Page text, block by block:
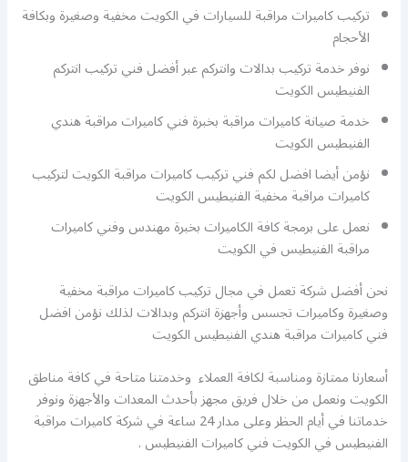
تركيب كاميرات مراقبة للسيارات في الكويت مخفية وصغيرة وبكافة
الأحجام
نوفر خدمة تركيب بدالات وانتركم عبر أفضل فني تركيب انتركم
الفنيطيس الكويت
خدمة صيانة كاميرات مراقبة بخبرة فني كاميرات مراقبة هندي
الفنيطيس الكويت
نؤمن أيضا افضل لكم فني تركيب كاميرات مراقبة الكويت لتركيب
كاميرات مراقبة مخفية الفنيطيس الكويت
نعمل على برمجة كافة الكاميرات بخبرة مهندس وفني كاميرات
مراقبة الفنيطيس في الكويت
نحن أفضل شركة تعمل في مجال تركيب كاميرات مراقبة مخفية
وصغيرة وكاميرات تجسس وأجهزة انتركم وبدالات لذلك نؤمن افضل
فني كاميرات مراقبة هندي الفنيطيس الكويت
أسعارنا ممتازة ومناسبة لكافة العملاء وخدمتنا متاحة في كافة مناطق
الكويت ونعمل من خلال فريق مجهز بأحدث المعدات والأجهزة ونوفر
خدماتنا في أيام الحظر وعلى مدار 24 ساعة في شركة كاميرات مراقبة
الفنيطيس في الكويت فني كاميرات الفنيطيس .